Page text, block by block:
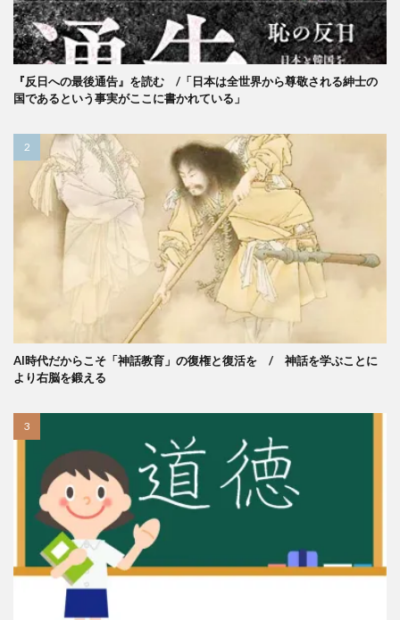
『反日への最後通告』を読む /「日本は全世界から尊敬される紳士の
国であるという事実がここに書かれている」
AI時代だからこそ「神話教育」の復権と復活を / 神話を学ぶことに
より右脳を鍛える